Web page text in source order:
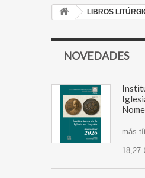
LIBROS
NOVEDADES
más
18,27